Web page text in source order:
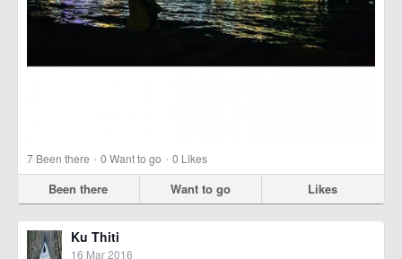
7 Been there · 0 Want to go · 0 Likes
Been there Want to go Likes
Ku Thiti
16 Mar 2016